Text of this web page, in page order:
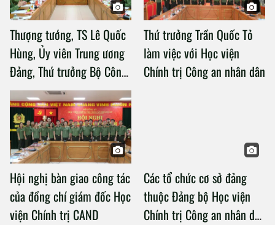
Thượng tướng, TS Lê Quốc
Hùng, Ủy viên Trung ương
Đảng, Thứ trưởng Bộ Công
an làm việc với Học viện
Chính trị Công an nhân dân
Thứ trưởng Trần Quốc Tỏ
làm việc với Học viện
Chính trị Công an nhân dân
Hội nghị bàn giao công tác
của đồng chí giám đốc Học
viện Chính trị CAND
Các tổ chức cơ sở đảng
thuộc Đảng bộ Học viện
Chính trị Công an nhân dân